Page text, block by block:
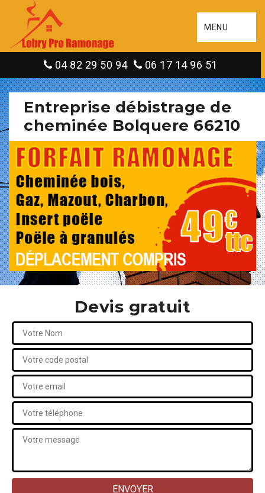
MENU
04 82 29 50 94 06 17 14 96 51
Entreprise débistrage de
cheminée Bolquere 66210
Devis gratuit